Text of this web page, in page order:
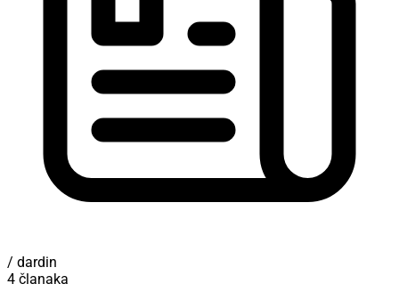
/ dardin
4 članaka